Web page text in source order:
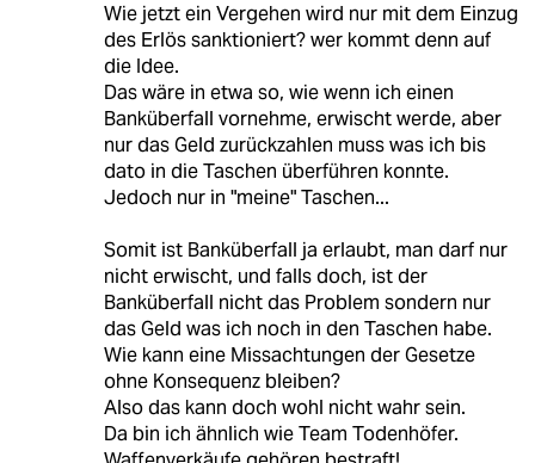
Wie jetzt ein Vergehen wird nur mit dem Einzug
des Erlös sanktioniert? wer kommt denn auf
die Idee.
Das wäre in etwa so, wie wenn ich einen
Banküberfall vornehme, erwischt werde, aber
nur das Geld zurückzahlen muss was ich bis
dato in die Taschen überführen konnte.
Jedoch nur in "meine" Taschen...
Somit ist Banküberfall ja erlaubt, man darf nur
nicht erwischt, und falls doch, ist der
Banküberfall nicht das Problem sondern nur
das Geld was ich noch in den Taschen habe.
Wie kann eine Missachtungen der Gesetze
ohne Konsequenz bleiben?
Also das kann doch wohl nicht wahr sein.
Da bin ich ähnlich wie Team Todenhöfer.